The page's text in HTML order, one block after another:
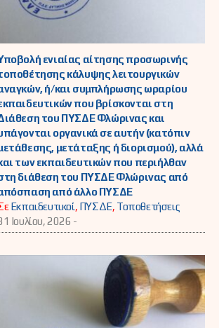
ενιαίας αίτησης προσωρινής
κάλυψης λειτουργικών
ή/και συμπλήρωσης ωραρίου
που βρίσκονται στη
του ΠΥΣΔΕ Φλώρινας και
οργανικά σε αυτήν (κατόπιν
μετάταξης ή διορισμού), αλλά
των εκπαιδευτικών που περιήλθαν
διάθεση του ΠΥΣΔΕ Φλώρινας από
από άλλο ΠΥΣΔΕ
Εκπαιδευτικοί, ΠΥΣΔΕ, Τοποθετήσεις
Ιουλίου, 2026 -